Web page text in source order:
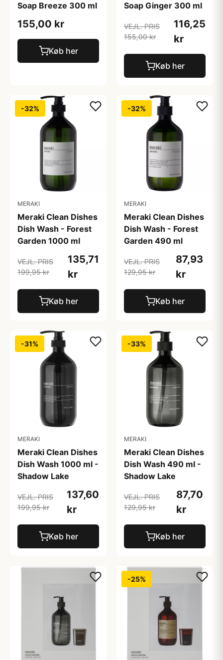
Soap Breeze 300 ml
155,00 kr
Køb her
Soap Ginger 300 ml
VEJL. PRIS
155,00 kr
116,25
kr
Køb her
-32%
MERAKI
Meraki Clean Dishes
Dish Wash - Forest
Garden 1000 ml
VEJL. PRIS
199,95 kr
135,71
kr
Køb her
-32%
MERAKI
Meraki Clean Dishes
Dish Wash - Forest
Garden 490 ml
VEJL. PRIS
129,95 kr
87,93
kr
Køb her
-31%
MERAKI
Meraki Clean Dishes
Dish Wash 1000 ml -
Shadow Lake
VEJL. PRIS
199,95 kr
137,60
kr
Køb her
-33%
MERAKI
Meraki Clean Dishes
Dish Wash 490 ml -
Shadow Lake
VEJL. PRIS
129,95 kr
87,70
kr
Køb her
-25%